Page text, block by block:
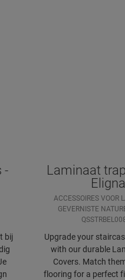
-
bij
Laminaat
Eligna
ACCESSOIRES VOOR
GEVERNISTE
Upgrade your
with our durable
Covers. Match
flooring for a perfect